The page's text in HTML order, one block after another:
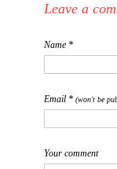
Leave a
Name *
Email * (won't be
Your comment